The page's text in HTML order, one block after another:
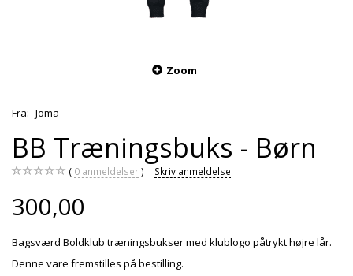
Zoom
Fra: Joma
BB Træningsbuks - Børn
0 anmeldelser Skriv anmeldelse
300,00
Bagsværd Boldklub træningsbukser med klublogo påtrykt højre lår.
Denne vare fremstilles på bestilling.